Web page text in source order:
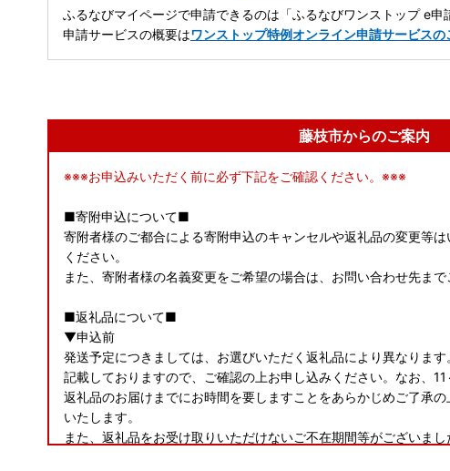
ふるなびマイページで申請できるのは「ふるなびワンストップ e申
申請サービスの概要はワンストップ特例オンライン申請サービスの
藤枝市からのご案内
※※※お申込みいただく前に必ず下記をご確認ください。※※※
■寄附申込について■
寄附者様のご都合による寄附申込のキャンセルや返礼品の変更等
ください。
また、寄附者様の名義変更をご希望の場合は、お問い合わせ先まで
■返礼品について■
▼申込前
発送予定につきましては、お選びいただく返礼品により異なりま
記載しておりますので、ご確認の上お申し込みください。なお、11
返礼品のお届けまでにお時間を要しますことをあらかじめご了承
いたします。
また、返礼品をお受け取りいただけないご不在期間等がございま